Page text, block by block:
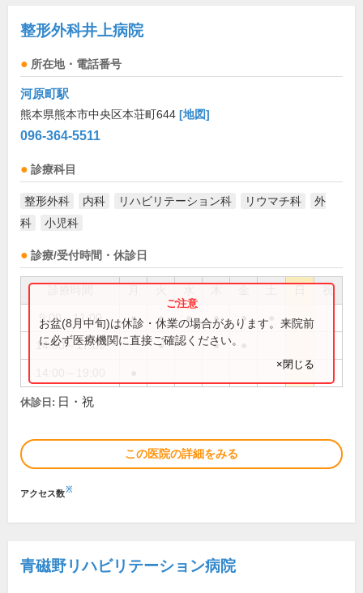
整形外科井上病院
所在地・電話番号
河原町駅
熊本県熊本市中央区本荘町644 [地図]
096-364-5511
診療科目
整形外科 内科 リハビリテーション科 リウマチ科
外
科
小児科
診療/受付時間・休診日
祝
9:00～11:00 ● ● ● ● ●
14:00～17:00 ● ●
お盆(8月中旬)は休診・休業の場合があります。来院前
に必ず医療機関に直接ご確認ください。
×閉じる
休診日: 日・祝
この医院の詳細をみる
アクセス数※
青磁野リハビリテーション病院